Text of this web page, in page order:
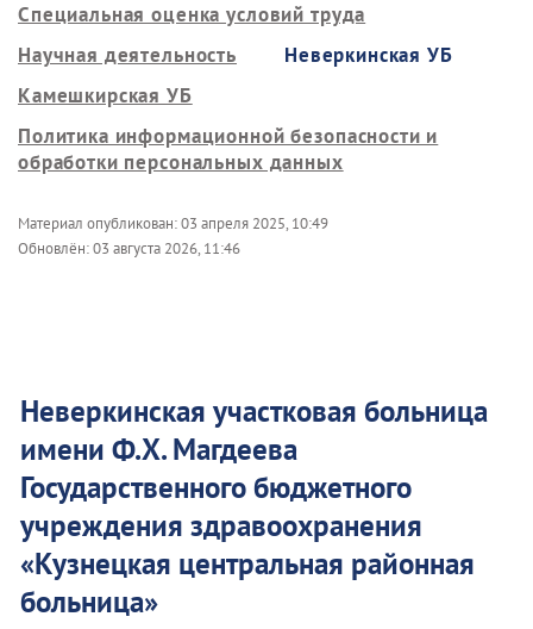
Специальная оценка условий труда
Научная деятельность
Неверкинская УБ
Камешкирская УБ
Политика информационной безопасности и
обработки персональных данных
Материал опубликован:03 апреля 2025, 10:49
Обновлён:03 августа 2026, 11:46
Неверкинская участковая больница
имени Ф.Х. Магдеева
Государственного бюджетного
учреждения здравоохранения
«Кузнецкая центральная районная
больница»